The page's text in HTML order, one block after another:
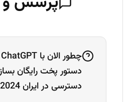
دستور پخت رایگان
دسترسی در ایران 2024 و قیمت؟